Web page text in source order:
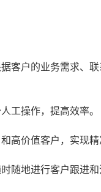
客户的业务需求、
工操作，提高效率。
高价值客户，实现精
随地进行客户跟进和